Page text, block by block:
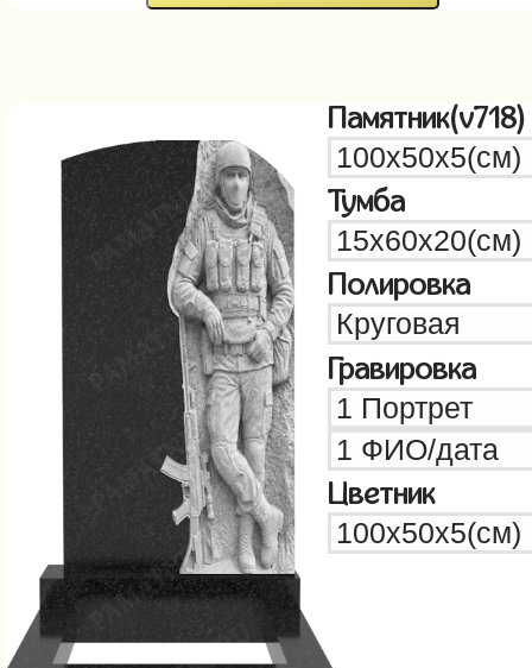
Памятник(v718)
Тумба
Полировка
Гравировка
Цветник